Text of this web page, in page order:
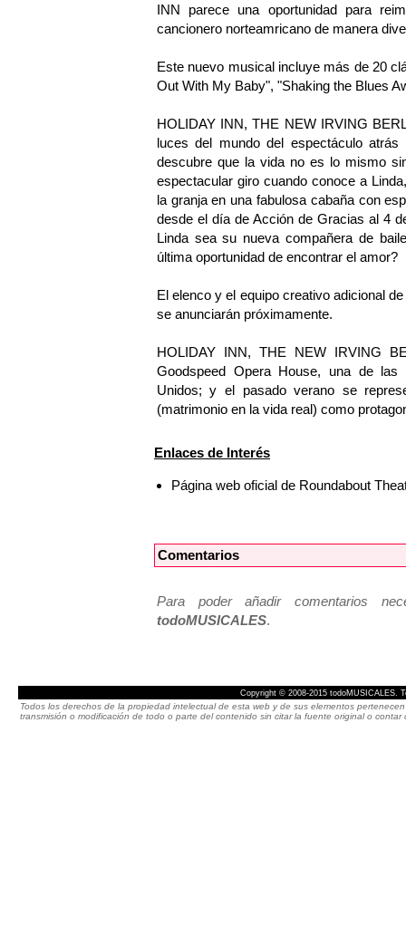
INN parece una oportunidad para
cancionero norteamricano de manera
Este nuevo musical incluye más de 20
Out With My Baby", "Shaking the Blues
HOLIDAY INN, THE NEW IRVING
luces del mundo del espectáculo
descubre que la vida no es lo mismo
espectacular giro cuando conoce a
la granja en una fabulosa cabaña con
desde el día de Acción de Gracias al 4
Linda sea su nueva compañera de
última oportunidad de encontrar el amor?
El elenco y el equipo creativo adicional
se anunciarán próximamente.
HOLIDAY INN, THE NEW IRVING
Goodspeed Opera House, una de las
Unidos; y el pasado verano se
(matrimonio en la vida real) como
Enlaces de Interés
Página web oficial de Roundabout
Comentarios
Para poder añadir comentarios
todoMUSICALES.
Copyright © 2008-2015 todoMUSICALES.
Todos los derechos de la propiedad intelectual de esta web y de sus elementos
transmisión o modificación de todo o parte del contenido sin citar la fuente original o